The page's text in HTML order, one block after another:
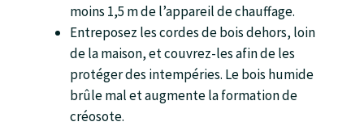
moins 1,5 m de l’appareil de chauffage.
Entreposez les cordes de bois dehors, loin
de la maison, et couvrez-les afin de les
protéger des intempéries. Le bois humide
brûle mal et augmente la formation de
créosote.